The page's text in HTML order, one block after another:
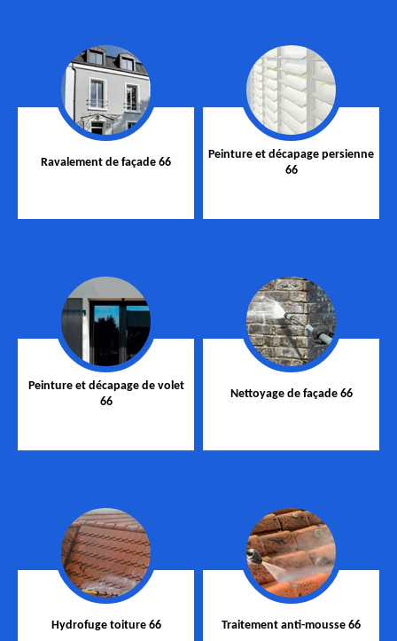
Ravalement de façade 66
Peinture et décapage persienne
66
Peinture et décapage de volet
66
Nettoyage de façade 66
Hydrofuge toiture 66 Traitement anti-mousse 66